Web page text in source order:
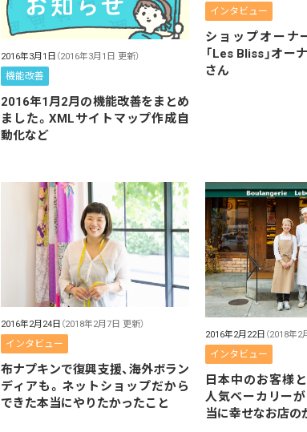
2016年3月1日 （2016年3月1日 更新）
機能改善
2016年1月2月の機能改善をまとめ
ました。XMLサイトマップ作成自
動化など
インタビュー
ショップオーナ
「Les Bliss」オー
さん
2016年2月24日 （2018年2月7日 更新）
インタビュー
布ナプキンで復興支援、海外ボラン
ディアも。ネットショップだから
できた本当にやりたかったこと
2016年2月22日 （2018年2
インタビュー
日本中のお客様
人気ベーカリー
当に幸せなお店の